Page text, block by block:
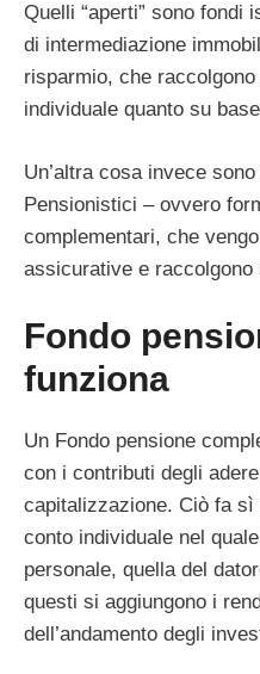
Quelli “aperti” sono fondi
di intermediazione
risparmio, che
individuale quanto su
Un’altra cosa invece
Pensionistici – ovvero
complementari, che
assicurative e
Fondo
funziona
Un Fondo pensione
con i contributi degli
capitalizzazione. Ciò fa sì
conto individuale nel
personale, quella del
questi si aggiungono i
dell’andamento degli